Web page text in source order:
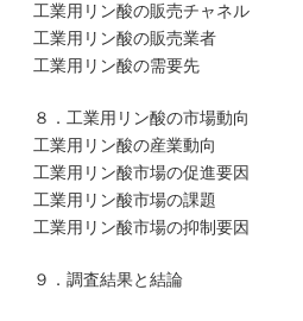
工業用リン酸の販売チャネル
工業用リン酸の販売業者
工業用リン酸の需要先
８．工業用リン酸の市場動向
工業用リン酸の産業動向
工業用リン酸市場の促進要因
工業用リン酸市場の課題
工業用リン酸市場の抑制要因
９．調査結果と結論